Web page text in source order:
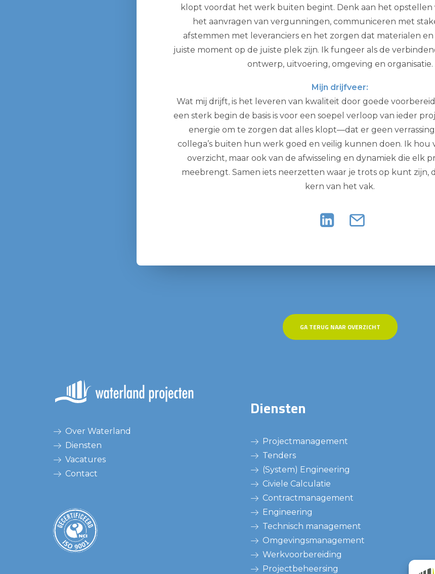
klopt voordat het werk buiten begint. Denk aan het opstellen
het aanvragen van vergunningen, communiceren met
afstemmen met leveranciers en het zorgen dat materialen
juiste moment op de juiste plek zijn. Ik fungeer als de
ontwerp, uitvoering, omgeving en organisatie.
Mijn drijfveer:
Wat mij drijft, is het leveren van kwaliteit door goede
een sterk begin de basis is voor een soepel verloop van ieder
energie om te zorgen dat alles klopt—dat er geen
collega’s buiten hun werk goed en veilig kunnen doen. Ik
overzicht, maar ook van de afwisseling en dynamiek die elk
meebrengt. Samen iets neerzetten waar je trots op kunt zijn,
kern van het vak.
GA TERUG NAAR OVERZICHT
Over Waterland
Diensten
Vacatures
Contact
Diensten
Projectmanagement
Tenders
(System) Engineering
Civiele Calculatie
Contractmanagement
Engineering
Technisch management
Omgevingsmanagement
Werkvoorbereiding
Projectbeheersing